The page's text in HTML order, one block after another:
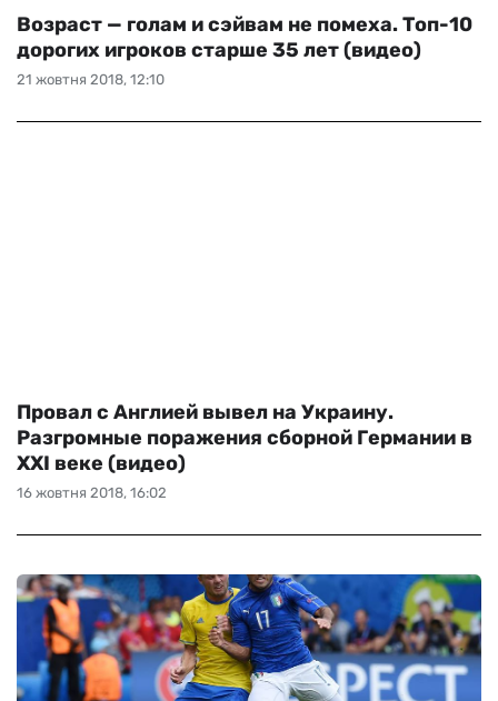
21 жовтня 2018, 12:10
Возраст — голам и сэйвам не помеха. Топ-10
дорогих игроков старше 35 лет (видео)
16 жовтня 2018, 16:02
Провал с Англией вывел на Украину.
Разгромные поражения сборной Германии в
XXI веке (видео)